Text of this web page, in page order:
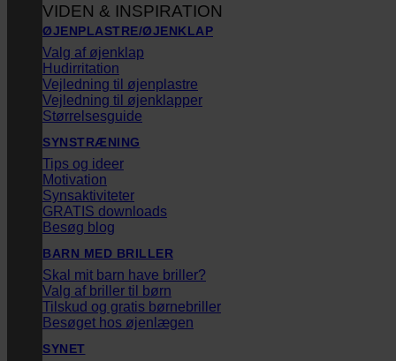
VIDEN & INSPIRATION
ØJENPLASTRE/ØJENKLAP
Valg af øjenklap
Hudirritation
Vejledning til øjenplastre
Vejledning til øjenklapper
Størrelsesguide
SYNSTRÆNING
Tips og ideer
Motivation
Synsaktiviteter
GRATIS downloads
Besøg blog
BARN MED BRILLER
Skal mit barn have briller?
Valg af briller til børn
Tilskud og gratis børnebriller
Besøget hos øjenlægen
SYNET